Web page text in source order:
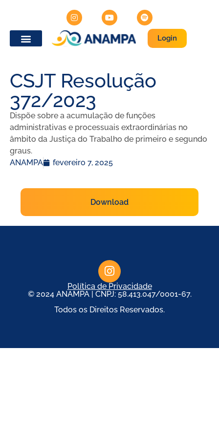
Login
CSJT Resolução
372/2023
Dispõe sobre a acumulação de funções
administrativas e processuais extraordinárias no
âmbito da Justiça do Trabalho de primeiro e segundo
graus.
ANAMPA
fevereiro 7, 2025
Download
Política de Privacidade
© 2024 ANAMPA | CNPJ: 58.413.047/0001-67.
Todos os Direitos Reservados.